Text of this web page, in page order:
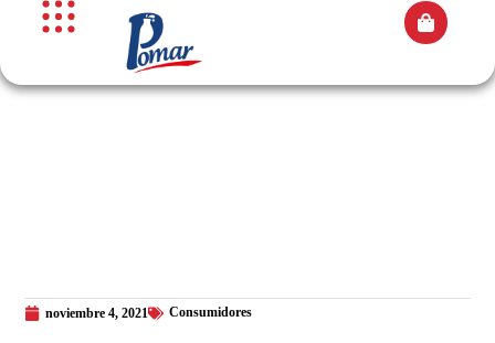
noviembre 4, 2021 Consumidores